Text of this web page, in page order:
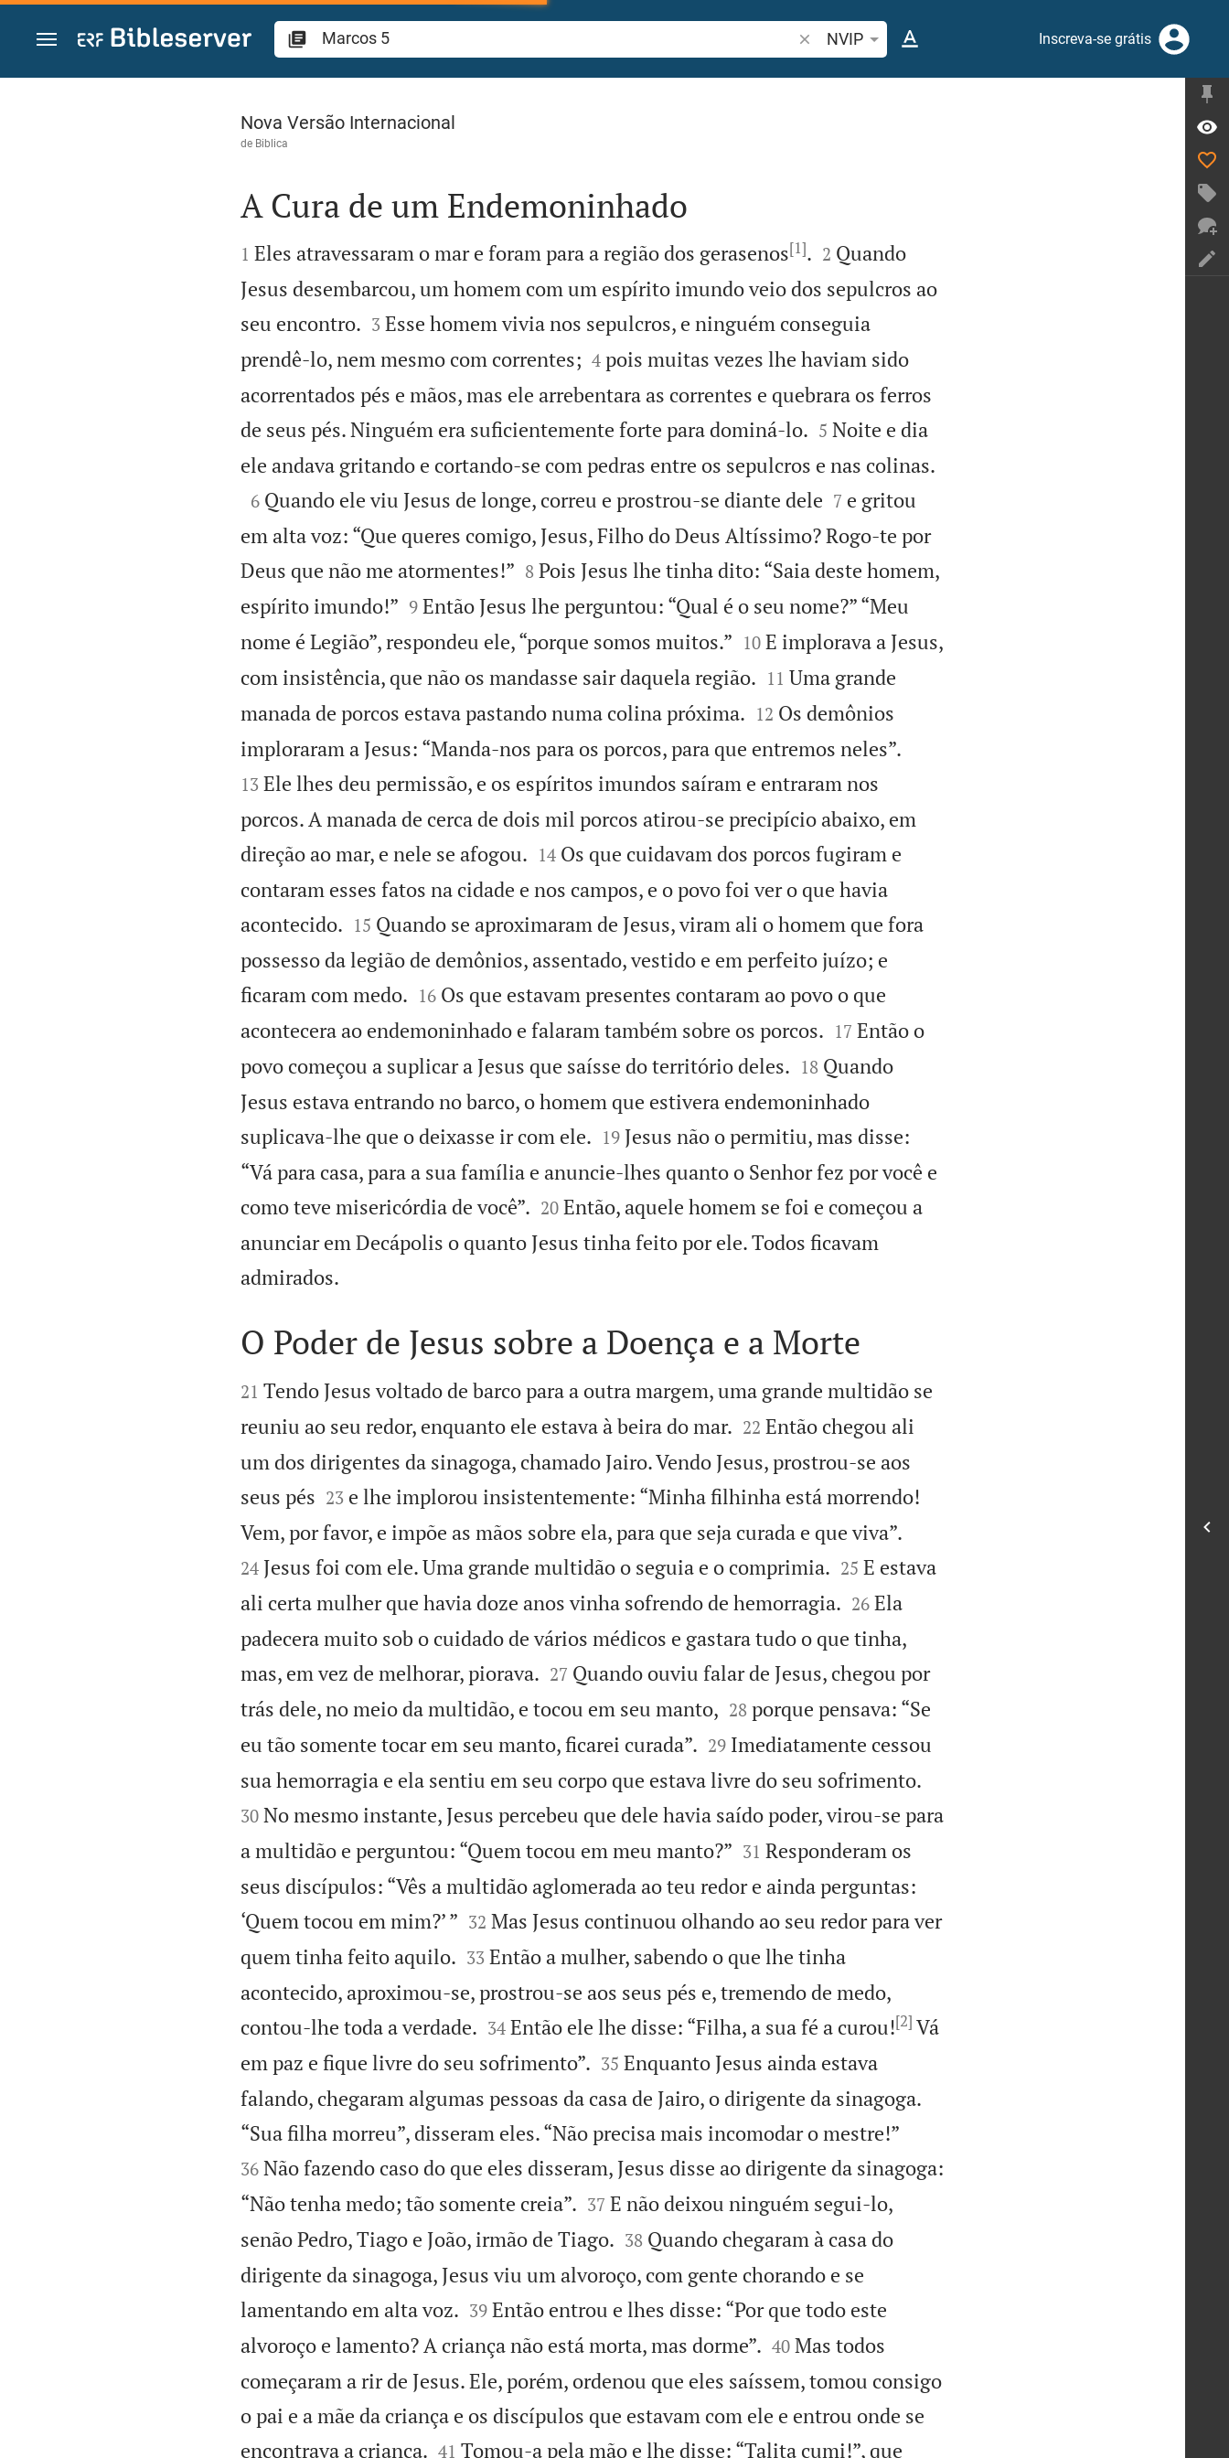
Ir para o conteúdo
Pesquise passagem da Bíblia ou termos
NVIP Inscreva-se grátis
Marcos 5
Nova Versão Internacional
de Biblica

A Cura de um Endemoninhado

1 Eles atravessaram o mar e foram para a região dos gerasenos[1].
2 Quando
Jesus desembarcou, um homem com um espírito imundo veio dos sepulcros ao
seu encontro.
3 Esse homem vivia nos sepulcros, e ninguém conseguia
prendê-lo, nem mesmo com correntes;
4 pois muitas vezes lhe haviam sido
acorrentados pés e mãos, mas ele arrebentara as correntes e quebrara os ferros
de seus pés. Ninguém era suficientemente forte para dominá-lo.
5 Noite e dia
ele andava gritando e cortando-se com pedras entre os sepulcros e nas colinas.

6 Quando ele viu Jesus de longe, correu e prostrou-se diante dele
7 e gritou
em alta voz: “Que queres comigo, Jesus, Filho do Deus Altíssimo? Rogo-te por
Deus que não me atormentes!”
8 Pois Jesus lhe tinha dito: “Saia deste homem,
espírito imundo!”
9 Então Jesus lhe perguntou: “Qual é o seu nome?” “Meu
nome é Legião”, respondeu ele, “porque somos muitos.”
10 E implorava a Jesus,
com insistência, que não os mandasse sair daquela região.
11 Uma grande
manada de porcos estava pastando numa colina próxima.
12 Os demônios
imploraram a Jesus: “Manda-nos para os porcos, para que entremos neles”.
13 Ele lhes deu permissão, e os espíritos imundos saíram e entraram nos
porcos. A manada de cerca de dois mil porcos atirou-se precipício abaixo, em
direção ao mar, e nele se afogou.
14 Os que cuidavam dos porcos fugiram e
contaram esses fatos na cidade e nos campos, e o povo foi ver o que havia
acontecido.
15 Quando se aproximaram de Jesus, viram ali o homem que fora
possesso da legião de demônios, assentado, vestido e em perfeito juízo; e
ficaram com medo.
16 Os que estavam presentes contaram ao povo o que
acontecera ao endemoninhado e falaram também sobre os porcos.
17 Então o
povo começou a suplicar a Jesus que saísse do território deles.
18 Quando
Jesus estava entrando no barco, o homem que estivera endemoninhado
suplicava-lhe que o deixasse ir com ele.
19 Jesus não o permitiu, mas disse:
“Vá para casa, para a sua família e anuncie-lhes quanto o Senhor fez por você e
como teve misericórdia de você”.
20 Então, aquele homem se foi e começou a
anunciar em Decápolis o quanto Jesus tinha feito por ele. Todos ficavam
admirados.

O Poder de Jesus sobre a Doença e a Morte

21 Tendo Jesus voltado de barco para a outra margem, uma grande multidão se
reuniu ao seu redor, enquanto ele estava à beira do mar.
22 Então chegou ali
um dos dirigentes da sinagoga, chamado Jairo. Vendo Jesus, prostrou-se aos
seus pés
23 e lhe implorou insistentemente: “Minha filhinha está morrendo!
Vem, por favor, e impõe as mãos sobre ela, para que seja curada e que viva”.
24 Jesus foi com ele. Uma grande multidão o seguia e o comprimia.
25 E estava
ali certa mulher que havia doze anos vinha sofrendo de hemorragia.
26 Ela
padecera muito sob o cuidado de vários médicos e gastara tudo o que tinha,
mas, em vez de melhorar, piorava.
27 Quando ouviu falar de Jesus, chegou por
trás dele, no meio da multidão, e tocou em seu manto, 

28 porque pensava: “Se
eu tão somente tocar em seu manto, ficarei curada”.
29 Imediatamente cessou
sua hemorragia e ela sentiu em seu corpo que estava livre do seu sofrimento.
30 No mesmo instante, Jesus percebeu que dele havia saído poder, virou-se para
a multidão e perguntou: “Quem tocou em meu manto?”
31 Responderam os
seus discípulos: “Vês a multidão aglomerada ao teu redor e ainda perguntas:
‘Quem tocou em mim?’ ”
32 Mas Jesus continuou olhando ao seu redor para ver
quem tinha feito aquilo.
33 Então a mulher, sabendo o que lhe tinha
acontecido, aproximou-se, prostrou-se aos seus pés e, tremendo de medo,
contou-lhe toda a verdade.
34 Então ele lhe disse: “Filha, a sua fé a curou![2] Vá
em paz e fique livre do seu sofrimento”.
35 Enquanto Jesus ainda estava
falando, chegaram algumas pessoas da casa de Jairo, o dirigente da sinagoga.
“Sua filha morreu”, disseram eles. “Não precisa mais incomodar o mestre!”
36 Não fazendo caso do que eles disseram, Jesus disse ao dirigente da sinagoga:
“Não tenha medo; tão somente creia”.
37 E não deixou ninguém segui-lo,
senão Pedro, Tiago e João, irmão de Tiago.
38 Quando chegaram à casa do
dirigente da sinagoga, Jesus viu um alvoroço, com gente chorando e se
lamentando em alta voz.
39 Então entrou e lhes disse: “Por que todo este
alvoroço e lamento? A criança não está morta, mas dorme”.
40 Mas todos
começaram a rir de Jesus. Ele, porém, ordenou que eles saíssem, tomou consigo
o pai e a mãe da criança e os discípulos que estavam com ele e entrou onde se
encontrava a criança.
41 Tomou-a pela mão e lhe disse: “Talita cumi!”, que